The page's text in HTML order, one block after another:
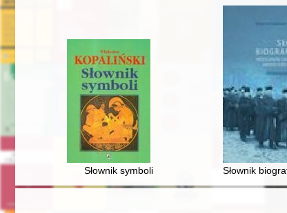
Słownik symboli Słownik